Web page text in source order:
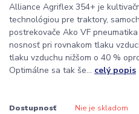
Alliance Agriflex 354+ je
technológiou pre traktory,
postrekovače Ako VF
nosnosť pri rovnakom tlaku
tlaku vzduchu nižšom o 40 %
Optimálne sa tak še... celý popis
Dostupnosť Nie je skladom